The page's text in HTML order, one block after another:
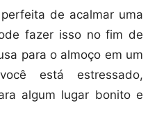
de acalmar uma
fazer isso no fim de
para o almoço em um
está estressado,
algum lugar bonito e